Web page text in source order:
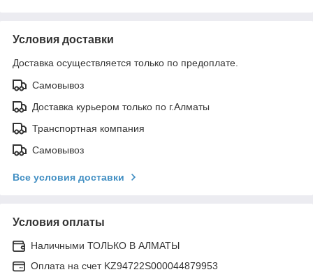
Условия доставки
Доставка осуществляется только по предоплате.
Самовывоз
Доставка курьером только по г.Алматы
Транспортная компания
Самовывоз
Все условия доставки
Условия оплаты
Наличными ТОЛЬКО В АЛМАТЫ
Оплата на счет KZ94722S000044879953